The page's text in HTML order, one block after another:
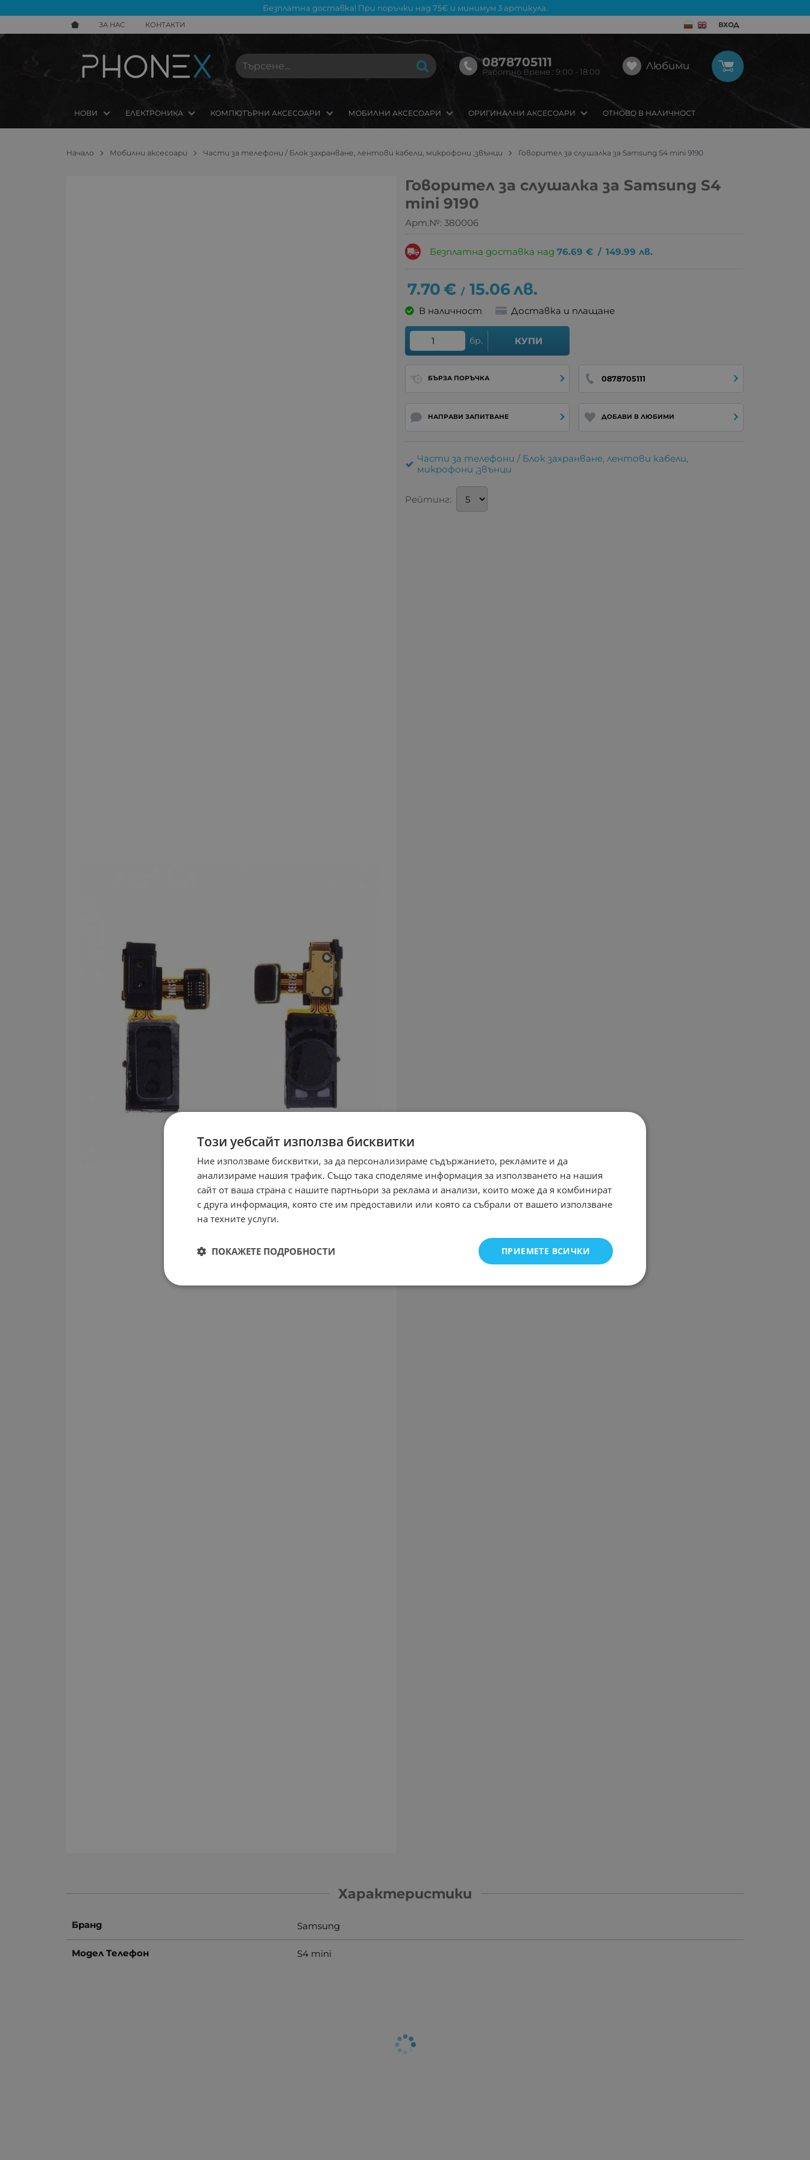
Безплатна доставка! При поръчки над 75€ и минимум 3 артикула.
ЗА НАС КОНТАКТИ ВХОД
0878705111
Работно Време : 9:00 - 18:00 Любими
НОВИ ЕЛЕКТРОНИКА КОМПЮТЪРНИ АКСЕСОАРИ МОБИЛНИ АКСЕСОАРИ ОРИГИНАЛНИ АКСЕСОАРИ ОТНОВО В НАЛИЧНОСТ
Начало Мобилни аксесоари Части за телефони / Блок захранване, лентови кабели, микрофони ,звънци Говорител за слушалка за Samsung S4 mini 9190
Говорител за слушалка за Samsung S4
mini 9190
Арт.№: 380006
Безплатна доставка над76.69 € / 149.99 лв.
7.70 € / 15.06лв.
В наличност Доставка и плащане
бр. КУПИ
БЪРЗА ПОРЪЧКА 0878705111
НАПРАВИ ЗАПИТВАНЕ ДОБАВИ В ЛЮБИМИ
Части за телефони / Блок захранване, лентови кабели,
микрофони ,звънци
Рейтинг:
Характеристики
Бранд Samsung
Модел Телефон S4 mini
Този уебсайт използва бисквитки
Ние използваме бисквитки, за да персонализираме съдържанието, рекламите и да
анализираме нашия трафик. Също така споделяме информация за използването на нашия
сайт от ваша страна с нашите партньори за реклама и анализи, които може да я комбинират
с друга информация, която сте им предоставили или която са събрали от вашето използване
на техните услуги.
ПРИЕМЕТЕ ВСИЧКИ
ПОКАЖЕТЕ ПОДРОБНОСТИ